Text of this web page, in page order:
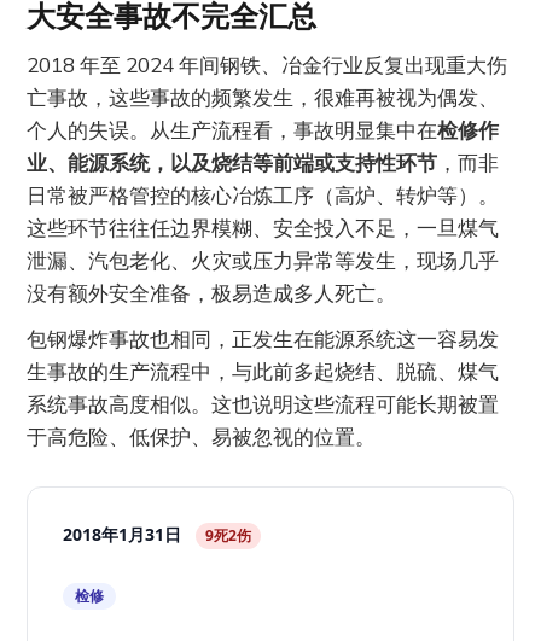
生产系统内部传导；（2）面对亏损
策略，吨钢成本下降主要通过压缩劳
动与维护环节实现，表现为生产人员
持续减少、人均产量上升以及劳务外
包工时在 2022 年后大幅攀升，生产
现场出现人力替代与经验断层；
（3）在债务压力高企、利息保障倍
数接…
大安全事故不完全汇总
2018 年至 2024 年间钢铁、冶金行业反复出现重大伤
亡事故，这些事故的频繁发生，很难再被视为偶发、
个人的失误。从生产流程看，事故明显集中在检修作
业、能源系统，以及烧结等前端或支持性环节 ，而非
日常被严格管控的核心冶炼工序（高炉、转炉等）。
这些环节往往任边界模糊、安全投入不足，一旦煤气
泄漏、汽包老化、火灾或压力异常等发生，现场几乎
没有额外安全准备，极易造成多人死亡。
包钢爆炸事故也相同，正发生在能源系统这一容易发
生事故的生产流程中，与此前多起烧结、脱硫、煤气
系统事故高度相似。这也说明这些流程可能长期被置
于高危险、低保护、易被忽视的位置。
2018年1月31日 9死2伤
检修